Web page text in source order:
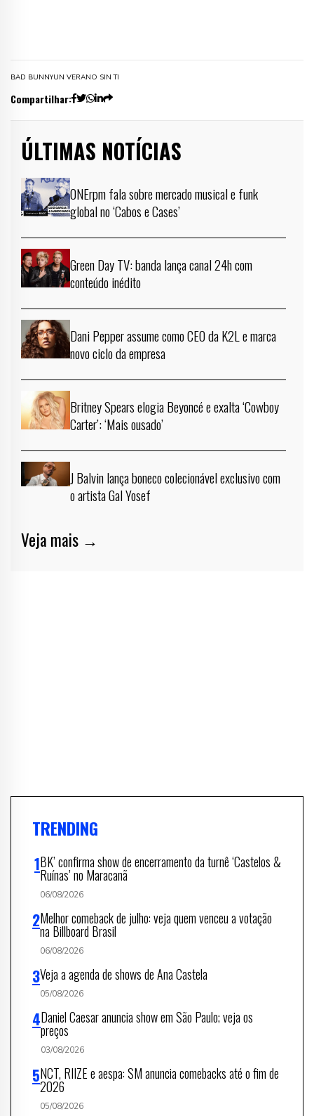
BAD BUNNYUN VERANO SIN TI
Compartilhar:
ÚLTIMAS NOTÍCIAS
ONErpm fala sobre mercado musical e funk
global no ‘Cabos e Cases’
Green Day TV: banda lança canal 24h com
conteúdo inédito
Dani Pepper assume como CEO da K2L e marca
novo ciclo da empresa
Britney Spears elogia Beyoncé e exalta ‘Cowboy
Carter’: ‘Mais ousado’
J Balvin lança boneco colecionável exclusivo com
o artista Gal Yosef
Veja mais →
TRENDING
BK’ confirma show de encerramento da turnê ‘Castelos &
Ruínas’ no Maracanã
06/08/2026
Melhor comeback de julho: veja quem venceu a votação
na Billboard Brasil
06/08/2026
Veja a agenda de shows de Ana Castela
05/08/2026
Daniel Caesar anuncia show em São Paulo; veja os
preços
03/08/2026
NCT, RIIZE e aespa: SM anuncia comebacks até o fim de
2026
05/08/2026